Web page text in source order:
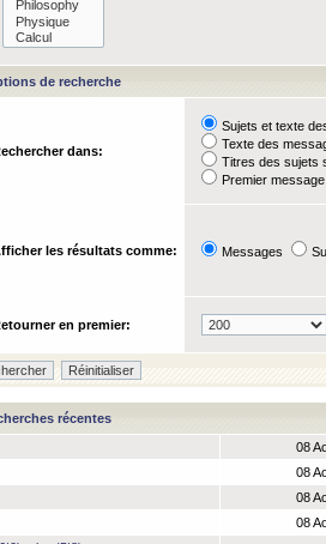
de recherche
dans:
Sujets et texte
Texte des
Titres des sujets
Premier
les résultats comme: Messages
en premier:
récentes
08
08
08
08